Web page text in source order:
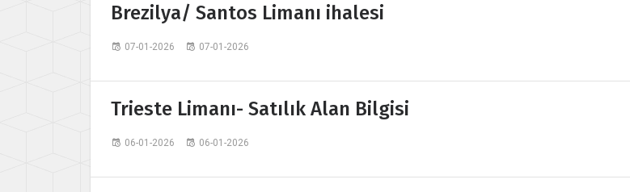
Brezilya/ Santos Limanı ihalesi
07-01-2026 07-01-2026
Trieste Limanı- Satılık Alan Bilgisi
06-01-2026 06-01-2026